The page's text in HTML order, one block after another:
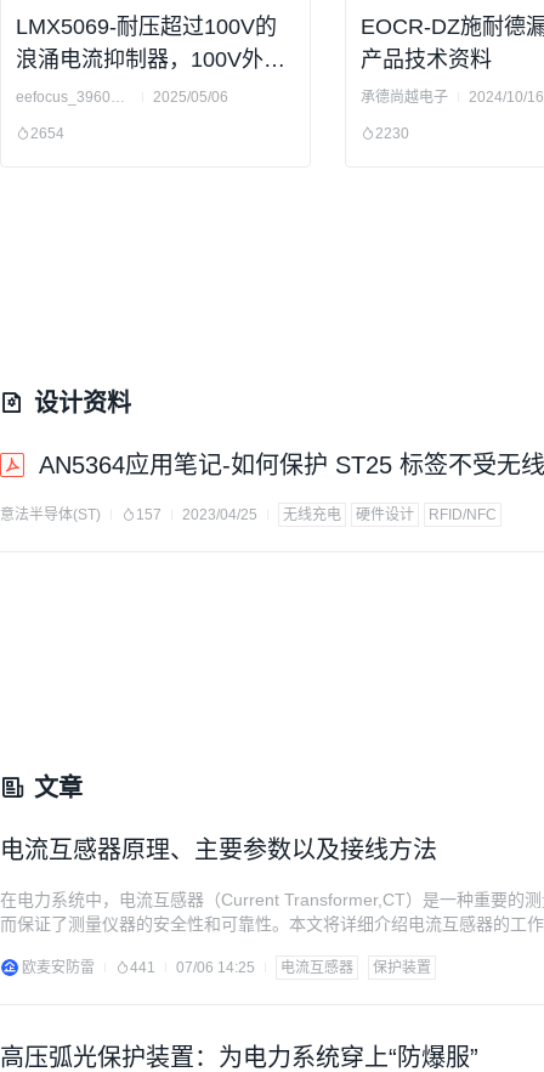
LMX5069-耐压超过100V的
浪涌电流抑制器，100V外置
MOS的E-fuse产品评估板设
计
eefocus_3960400 2025/05/06
2654
EOCR-DZ施耐德
产品技术资料
承德尚越电子 2024/10/16
2230
设计资料
AN5364应用笔记-如何保护 ST25 标签不受无
意法半导体(ST) 157 2023/04/25 无线充电 硬件设计 RFID/NFC
文章
电流互感器原理、主要参数以及接线方法
在电力系统中，电流互感器（Current Transformer,CT）是一种重要的
而保证了测量仪器的安全性和可靠性。本文将详细介绍电流互感器的工
会产生感应电动势。电流互
欧麦安防雷 441 07/06 14:25 电流互感器 保护装置
高压弧光保护装置：为电力系统穿上“防爆服”